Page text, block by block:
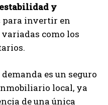
y
para invertir en
como los
es un seguro
local, ya
de una única